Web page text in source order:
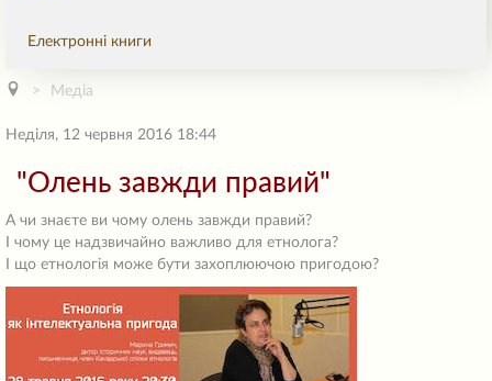
Електронні книги
Медіа
Неділя, 12 червня 2016 18:44
"Олень завжди правий"
А чи знаєте ви чому олень завжди правий?
І чому це надзвичайно важливо для етнолога?
І що етнологія може бути захоплюючою пригодою?